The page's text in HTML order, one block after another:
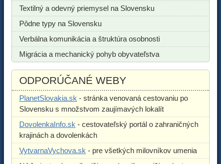
Textilný a odevný priemysel na Slovensku
Pôdne typy na Slovensku
Verbálna komunikácia a štruktúra osobnosti
Migrácia a mechanický pohyb obyvateľstva
ODPORÚČANÉ WEBY
PlanetSlovakia.sk - stránka venovaná cestovaniu po
Slovensku s množstvom zaujímavých lokalít
DovolenkaInfo.sk - cestovateľský portál o zahraničných
krajinách a dovolenkách
VytvarnaVychova.sk - pre všetkých milovníkov umenia